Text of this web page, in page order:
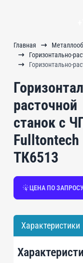
Главная
Горизонтально-
Горизонтально-
расточной
станок с
Fulltontech
ТК6513
ЦЕНА ПО
Характеристики